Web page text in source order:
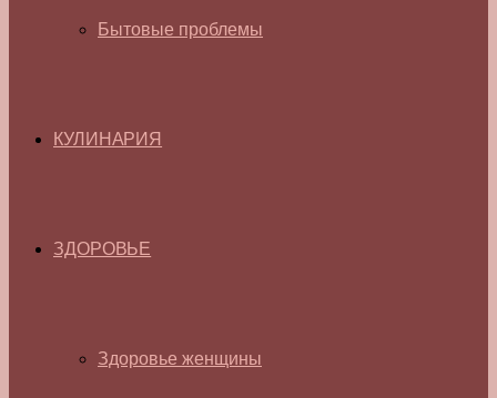
Бытовые проблемы
КУЛИНАРИЯ
ЗДОРОВЬЕ
Здоровье женщины